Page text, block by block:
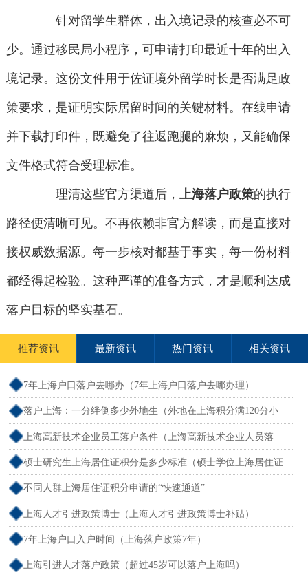
针对留学生群体，出入境记录的核查必不可
少。通过移民局小程序，可申请打印最近十年的出入
境记录。这份文件用于佐证境外留学时长是否满足政
策要求，是证明实际居留时间的关键材料。在线申请
并下载打印件，既避免了往返跑腿的麻烦，又能确保
文件格式符合受理标准。
理清这些官方渠道后，上海落户政策的执行
路径便清晰可见。不再依赖非官方解读，而是直接对
接权威数据源。每一步核对都基于事实，每一份材料
都经得起检验。这种严谨的准备方式，才是顺利达成
落户目标的坚实基石。
推荐资讯 最新资讯 热门资讯 相关资讯
7年上海户口落户去哪办（7年上海户口落户去哪办理）
落户上海：一分绊倒多少外地生（外地在上海积分满120分小
孩可以考上海大学吗）
上海高新技术企业员工落户条件（上海高新技术企业人员落
户）
硕士研究生上海居住证积分是多少标准（硕士学位上海居住证
积分）
不同人群上海居住证积分申请的“快速通道”
上海人才引进政策博士（上海人才引进政策博士补贴）
7年上海户口入户时间（上海落户政策7年）
上海引进人才落户政策（超过45岁可以落户上海吗）